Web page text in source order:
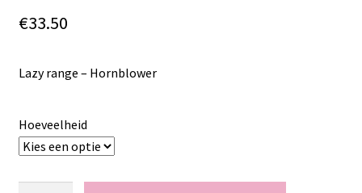
€33.50
Lazy range – Hornblower
Hoeveelheid